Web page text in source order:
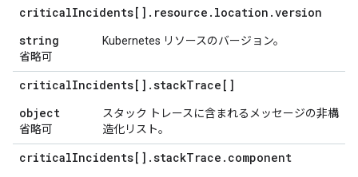
criticalIncidents[] . resource . location .version
string
省略可
Kubernetes リソースのバージョン。
criticalIncidents[] .stackTrace[]
object
省略可
スタック トレースに含まれるメッセージの非構
造化リスト。
criticalIncidents[] .stackTrace . component